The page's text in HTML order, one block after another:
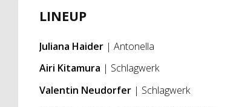
LINEUP
Juliana Haider| Antonella
Airi Kitamura | Schlagwerk
Valentin Neudorfer | Schlagwerk